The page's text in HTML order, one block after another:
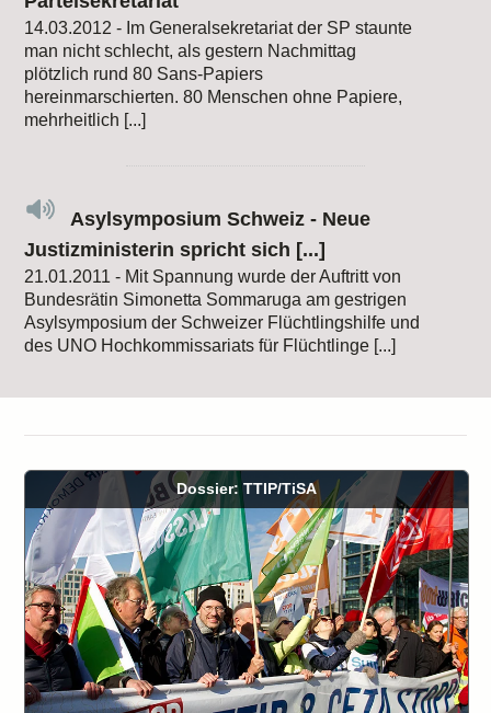
14.03.2012 - Im Generalsekretariat der SP staunte
man nicht schlecht, als gestern Nachmittag
plötzlich rund 80 Sans-Papiers
hereinmarschierten. 80 Menschen ohne Papiere,
mehrheitlich [...]
Asylsymposium Schweiz - Neue
Justizministerin spricht sich [...]
21.01.2011 - Mit Spannung wurde der Auftritt von
Bundesrätin Simonetta Sommaruga am gestrigen
Asylsymposium der Schweizer Flüchtlingshilfe und
des UNO Hochkommissariats für Flüchtlinge [...]
Dossier: TTIP/TiSA